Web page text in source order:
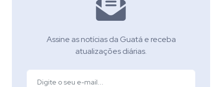
Assine as notícias da Guatá e receba
atualizações diárias.